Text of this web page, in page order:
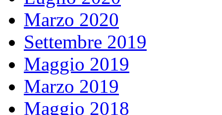
Marzo 2020
Settembre 2019
Maggio 2019
Marzo 2019
Maggio 2018